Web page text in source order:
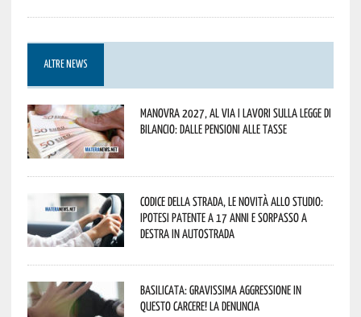
ALTRE NEWS
Manovra 2027, al via i lavori sulla Legge di
Bilancio: dalle pensioni alle tasse
Codice della strada, le novità allo studio:
ipotesi patente a 17 anni e sorpasso a
destra in autostrada
Basilicata: gravissima aggressione in
questo Carcere! La denuncia